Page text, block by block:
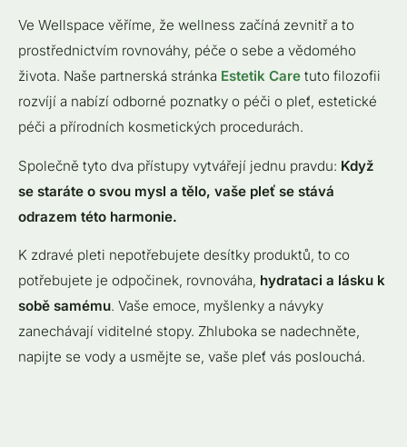
Ve Wellspace věříme, že wellness začíná zevnitř a to
prostřednictvím rovnováhy, péče o sebe a vědomého
života. Naše partnerská stránka Estetik Care tuto filozofii
rozvíjí a nabízí odborné poznatky o péči o pleť, estetické
péči a přírodních kosmetických procedurách.
Společně tyto dva přístupy vytvářejí jednu pravdu: Když
se staráte o svou mysl a tělo, vaše pleť se stává
odrazem této harmonie.
K zdravé pleti nepotřebujete desítky produktů, to co
potřebujete je odpočinek, rovnováha, hydrataci a lásku k
sobě samému. Vaše emoce, myšlenky a návyky
zanechávají viditelné stopy. Zhluboka se nadechněte,
napijte se vody a usmějte se, vaše pleť vás poslouchá.